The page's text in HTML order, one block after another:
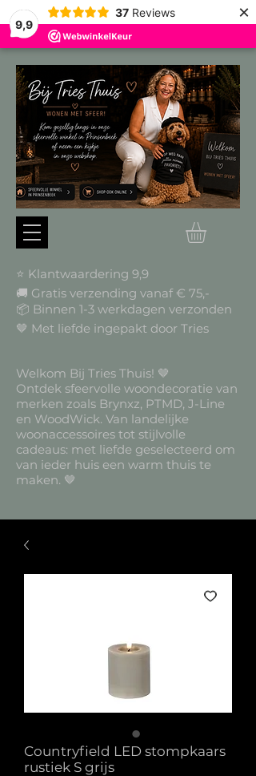
9,9
37 Reviews ×
⭐ Klantwaardering 9,9
🚚 Gratis verzending vanaf € 75,-
📦 Binnen 1-3 werkdagen verzonden
🤎 Met liefde ingepakt door Tries
Welkom Bij Tries Thuis! 🤎
Ontdek sfeervolle woondecoratie van
merken zoals Brynxz, PTMD, J-Line
en WoodWick. Van landelijke
woonaccessoires tot stijlvolle
cadeaus: met liefde geselecteerd om
van ieder huis een warm thuis te
maken. 🤎
Countryfield LED stompkaars
rustiek S grijs